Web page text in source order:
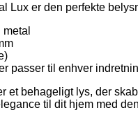
Lux er den perfekte
passer til enhver
et behageligt lys, der
til dit hjem med